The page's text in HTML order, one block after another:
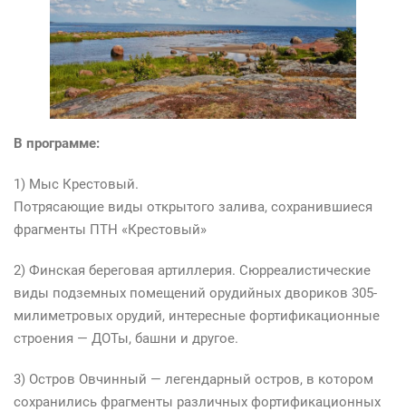
В программе:
1) Мыс Крестовый.
Потрясающие виды открытого залива, сохранившиеся
фрагменты ПТН «Крестовый»
2) Финская береговая артиллерия. Сюрреалистические
виды подземных помещений орудийных двориков 305-
милиметровых орудий, интересные фортификационные
строения — ДОТы, башни и другое.
3) Остров Овчинный — легендарный остров, в котором
сохранились фрагменты различных фортификационных